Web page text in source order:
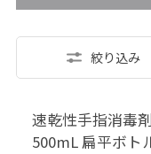
絞り込み
速乾性手指消毒
500mL 扁平ボト